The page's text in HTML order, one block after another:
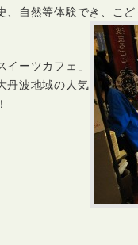
、自然等体験でき、こ
ーツカフェ」
丹波地域の人気